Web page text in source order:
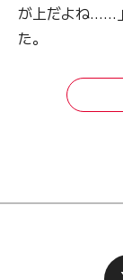
が上だよね……
た。